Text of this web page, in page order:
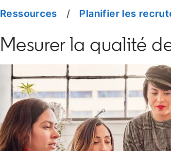
Ressources / Planifier les
Mesurer la qualité